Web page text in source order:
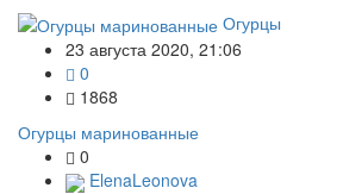
Огурцы
23 августа 2020, 21:06
0
1868
Огурцы маринованные
0
ElenaLeonova